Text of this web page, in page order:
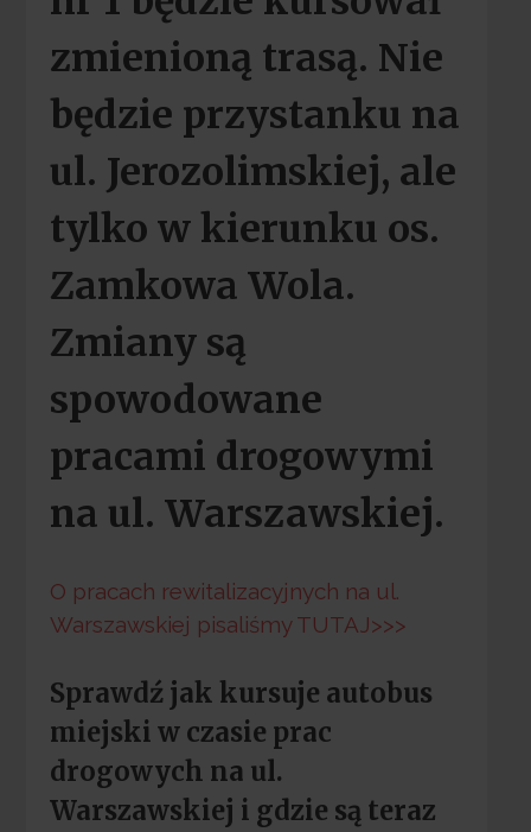
zmienioną trasą. Nie
będzie przystanku na
ul. Jerozolimskiej, ale
tylko w kierunku os.
Zamkowa Wola.
Zmiany są
spowodowane
pracami drogowymi
na ul. Warszawskiej.
O pracach rewitalizacyjnych na ul.
Warszawskiej pisaliśmy TUTAJ>>>
Sprawdź jak kursuje autobus
miejski w czasie prac
drogowych na ul.
Warszawskiej i gdzie są teraz